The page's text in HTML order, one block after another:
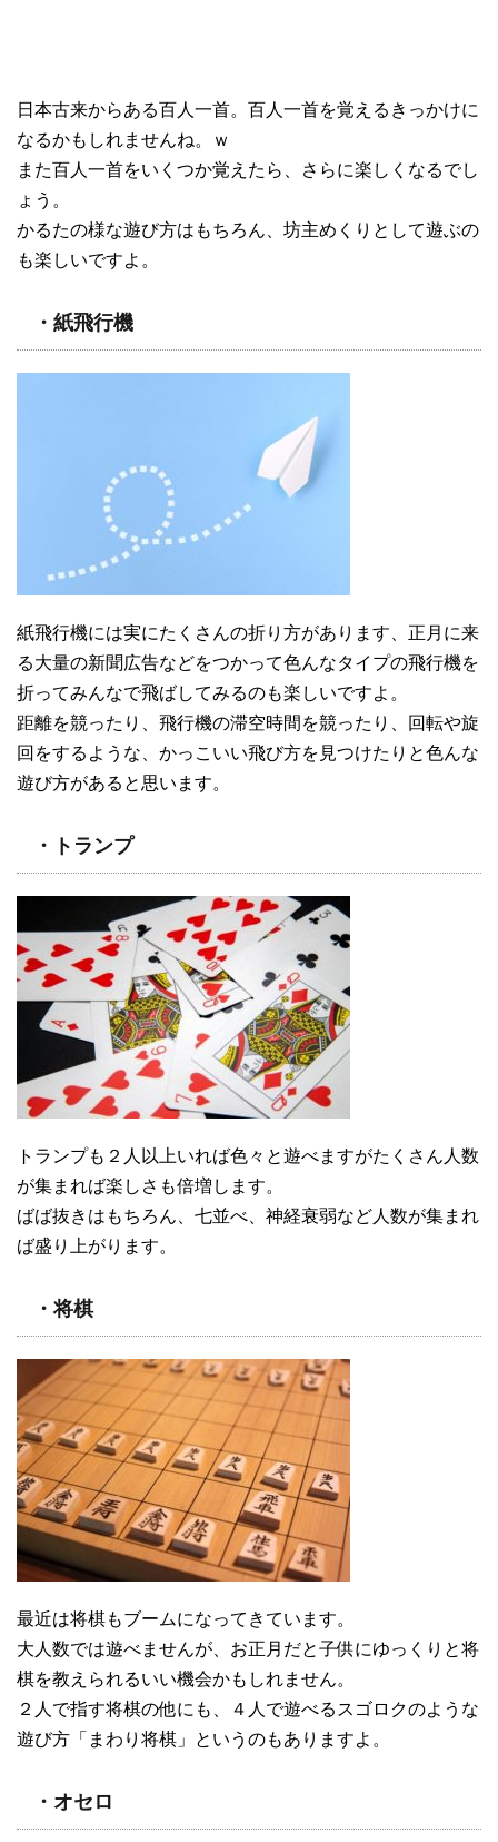
日本古来からある百人一首。百人一首を覚えるきっかけに
なるかもしれませんね。ｗ
また百人一首をいくつか覚えたら、さらに楽しくなるでし
ょう。
かるたの様な遊び方はもちろん、坊主めくりとして遊ぶの
も楽しいですよ。
・紙飛行機
紙飛行機には実にたくさんの折り方があります、正月に来
る大量の新聞広告などをつかって色んなタイプの飛行機を
折ってみんなで飛ばしてみるのも楽しいですよ。
距離を競ったり、飛行機の滞空時間を競ったり、回転や旋
回をするような、かっこいい飛び方を見つけたりと色んな
遊び方があると思います。
・トランプ
トランプも２人以上いれば色々と遊べますがたくさん人数
が集まれば楽しさも倍増します。
ばば抜きはもちろん、七並べ、神経衰弱など人数が集まれ
ば盛り上がります。
・将棋
最近は将棋もブームになってきています。
大人数では遊べませんが、お正月だと子供にゆっくりと将
棋を教えられるいい機会かもしれません。
２人で指す将棋の他にも、４人で遊べるスゴロクのような
遊び方「まわり将棋」というのもありますよ。
・オセロ